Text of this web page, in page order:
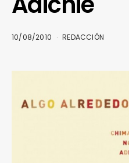
10/08/2010 REDACCIÓN